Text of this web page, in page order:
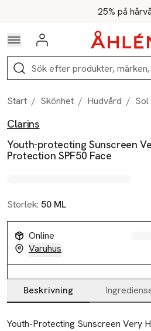
Hoppa till navigationsmenyn25% på
För medlemmar -
Logga in
Sök
Start / Skönhet / Hudvård / Sol
Produktbilder
Hoppa över bildspelet
Clarins
Youth-protecting Sunscreen
Protection SPF50 Face
Storlek: 50 ML
Online
Varuhus
Produktinformation
Beskrivning
Beskrivning
Youth-Protecting Sunscreen Very